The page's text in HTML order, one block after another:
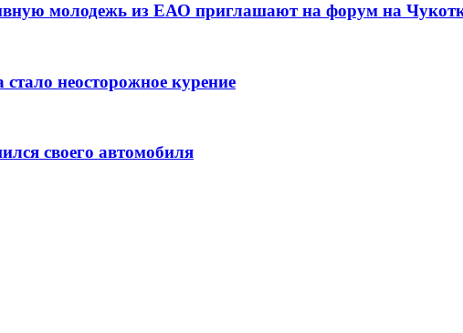
молодежь из ЕАО приглашают на форум на
неосторожное курение
своего автомобиля